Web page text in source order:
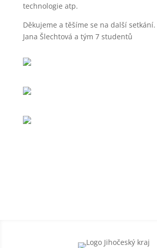
technologie atp.
Děkujeme a těšíme se na další setkání.
Jana Šlechtová a tým 7 studentů